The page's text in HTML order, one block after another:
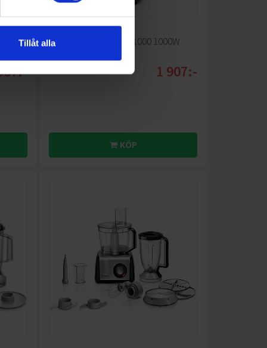
Tillåt allaWilfa
Essential FP1B-1000 1000W
1 907:-
KÖP